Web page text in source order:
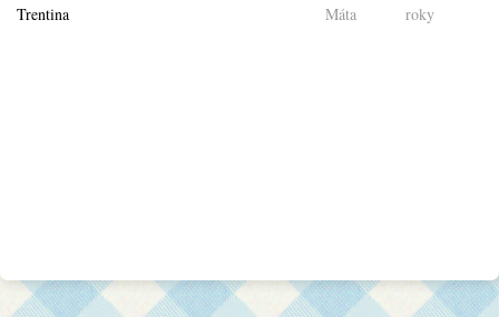
Trentina
Máta
roky